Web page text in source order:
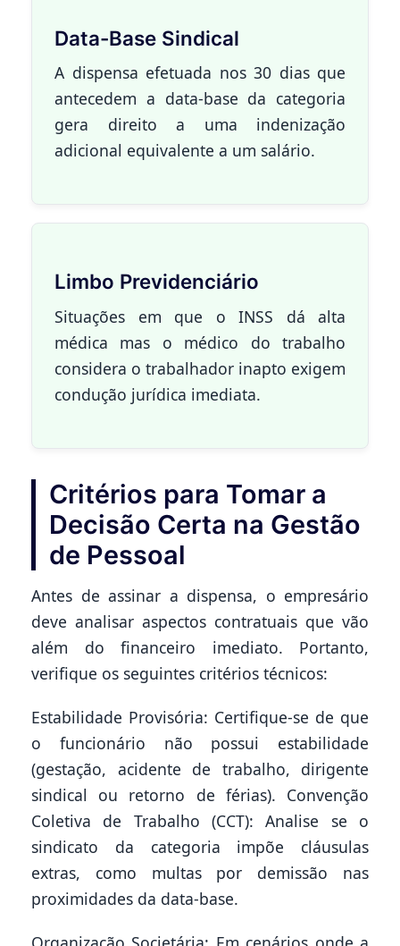
Data-Base Sindical
A dispensa efetuada nos 30 dias que
antecedem a data-base da categoria
gera direito a uma indenização
adicional equivalente a um salário.
Limbo Previdenciário
Situações em que o INSS dá alta
médica mas o médico do trabalho
considera o trabalhador inapto exigem
condução jurídica imediata.
Critérios para Tomar a
Decisão Certa na Gestão
de Pessoal
Antes de assinar a dispensa, o empresário
deve analisar aspectos contratuais que vão
além do financeiro imediato. Portanto,
verifique os seguintes critérios técnicos:
Estabilidade Provisória: Certifique-se de que
o funcionário não possui estabilidade
(gestação, acidente de trabalho, dirigente
sindical ou retorno de férias). Convenção
Coletiva de Trabalho (CCT): Analise se o
sindicato da categoria impõe cláusulas
extras, como multas por demissão nas
proximidades da data-base.